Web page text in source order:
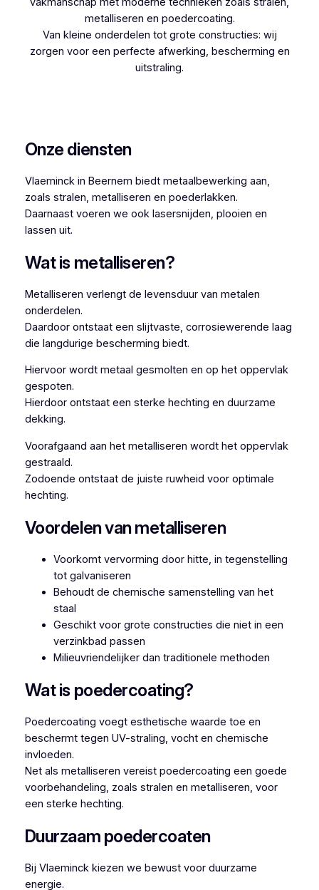
metalliseren en poedercoating.
Van kleine onderdelen tot grote constructies: wij
zorgen voor een perfecte afwerking, bescherming en
uitstraling.
Onze diensten
Vlaeminck in Beernem biedt metaalbewerking aan,
zoals stralen, metalliseren en poederlakken.
Daarnaast voeren we ook lasersnijden, plooien en
lassen uit.
Wat is metalliseren?
Metalliseren verlengt de levensduur van metalen
onderdelen.
Daardoor ontstaat een slijtvaste, corrosiewerende laag
die langdurige bescherming biedt.
Hiervoor wordt metaal gesmolten en op het oppervlak
gespoten.
Hierdoor ontstaat een sterke hechting en duurzame
dekking.
Voorafgaand aan het metalliseren wordt het oppervlak
gestraald.
Zodoende ontstaat de juiste ruwheid voor optimale
hechting.
Voordelen van metalliseren
Voorkomt vervorming door hitte, in tegenstelling
tot galvaniseren
Behoudt de chemische samenstelling van het
staal
Geschikt voor grote constructies die niet in een
verzinkbad passen
Milieuvriendelijker dan traditionele methoden
Wat is poedercoating?
Poedercoating voegt esthetische waarde toe en
beschermt tegen UV-straling, vocht en chemische
invloeden.
Net als metalliseren vereist poedercoating een goede
voorbehandeling, zoals stralen en metalliseren, voor
een sterke hechting.
Duurzaam poedercoaten
Bij Vlaeminck kiezen we bewust voor duurzame
energie.